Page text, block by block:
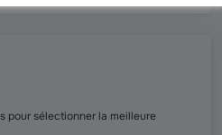
pour sélectionner la meilleure